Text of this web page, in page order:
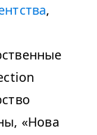
,
«Нова